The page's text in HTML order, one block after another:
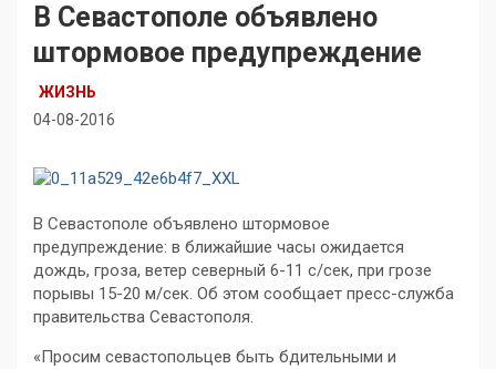
В Севастополе объявлено
штормовое предупреждение
ЖИЗНЬ
04-08-2016
В Севастополе объявлено штормовое
предупреждение: в ближайшие часы ожидается
дождь, гроза, ветер северный 6-11 с/сек, при грозе
порывы 15-20 м/сек. Об этом сообщает пресс-служба
правительства Севастополя.
«Просим севастопольцев быть бдительными и